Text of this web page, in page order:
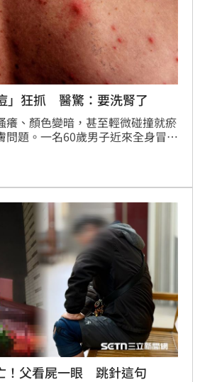
」狂抓 醫驚：要洗腎了
癢、顏色變暗，甚至輕微碰撞就瘀
問題。一名60歲男子近來全身冒出
腫、膚色蠟灰暗沉，於是先到皮
毒症，當下緊急安排洗腎治療。
！父看屍一眼 跳針這句